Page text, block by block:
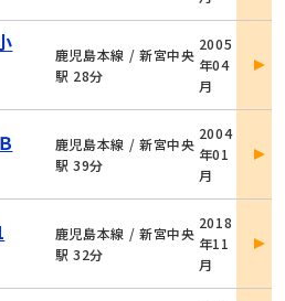
鹿児島本線 / 新宮中央
駅 28分
2005
年04
月
詳
鹿児島本線 / 新宮中央
駅 39分
2004
年01
月
詳
鹿児島本線 / 新宮中央
駅 32分
2018
年11
月
詳